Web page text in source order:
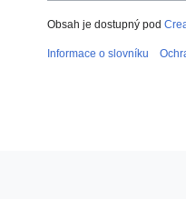
Obsah je dostupný pod
Informace o slovníku